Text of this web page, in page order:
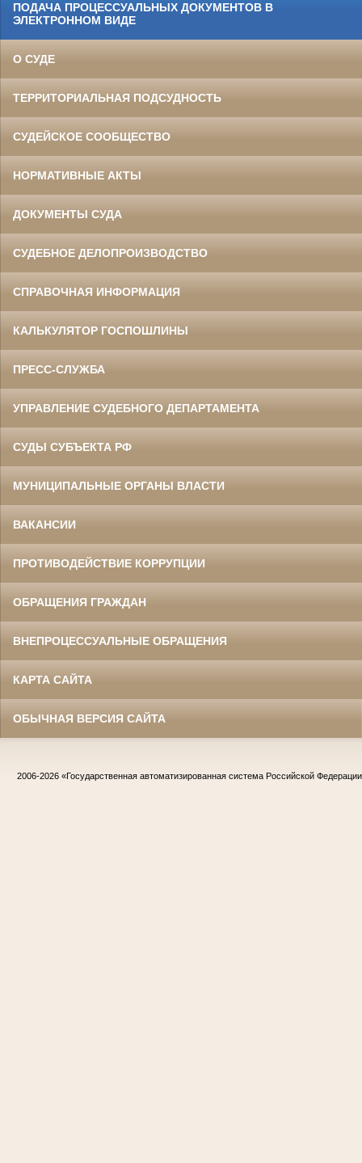
ПОДАЧА ПРОЦЕССУАЛЬНЫХ ДОКУМЕНТОВ В
ЭЛЕКТРОННОМ ВИДЕ
О СУДЕ
ТЕРРИТОРИАЛЬНАЯ ПОДСУДНОСТЬ
СУДЕЙСКОЕ СООБЩЕСТВО
НОРМАТИВНЫЕ АКТЫ
ДОКУМЕНТЫ СУДА
СУДЕБНОЕ ДЕЛОПРОИЗВОДСТВО
СПРАВОЧНАЯ ИНФОРМАЦИЯ
КАЛЬКУЛЯТОР ГОСПОШЛИНЫ
ПРЕСС-СЛУЖБА
УПРАВЛЕНИЕ СУДЕБНОГО ДЕПАРТАМЕНТА
СУДЫ СУБЪЕКТА РФ
МУНИЦИПАЛЬНЫЕ ОРГАНЫ ВЛАСТИ
ВАКАНСИИ
ПРОТИВОДЕЙСТВИЕ КОРРУПЦИИ
ОБРАЩЕНИЯ ГРАЖДАН
ВНЕПРОЦЕССУАЛЬНЫЕ ОБРАЩЕНИЯ
КАРТА САЙТА
ОБЫЧНАЯ ВЕРСИЯ САЙТА
2006-2026 «Государственная автоматизированная система Российской